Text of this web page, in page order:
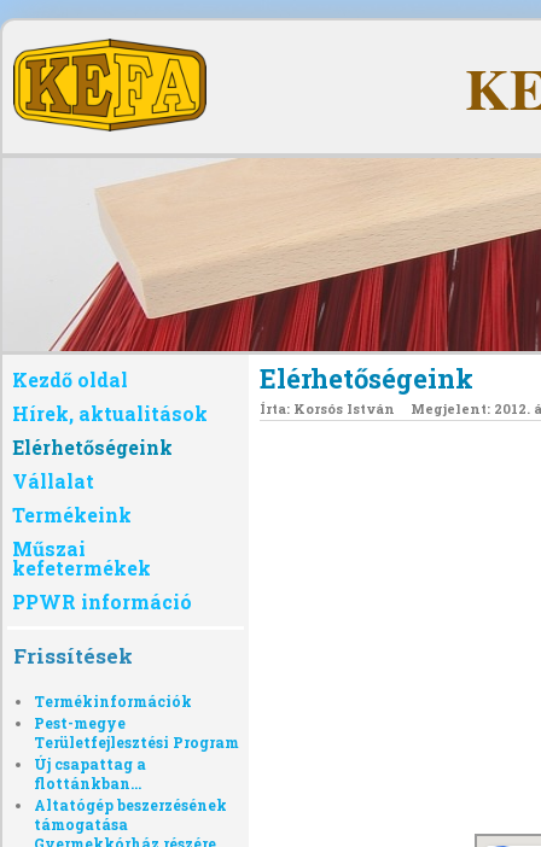
Kezdő oldal
Hírek, aktualitások
Elérhetőségeink
Vállalat
Termékeink
Műszai
kefetermékek
PPWR információ
Frissítések
Termékinformációk
Pest-megye
Területfejlesztési Program
Új csapattag a
flottánkban...
Altatógép beszerzésének
támogatása
Elérhetőségeink
Írta: Korsós István Megjelent: 2012.